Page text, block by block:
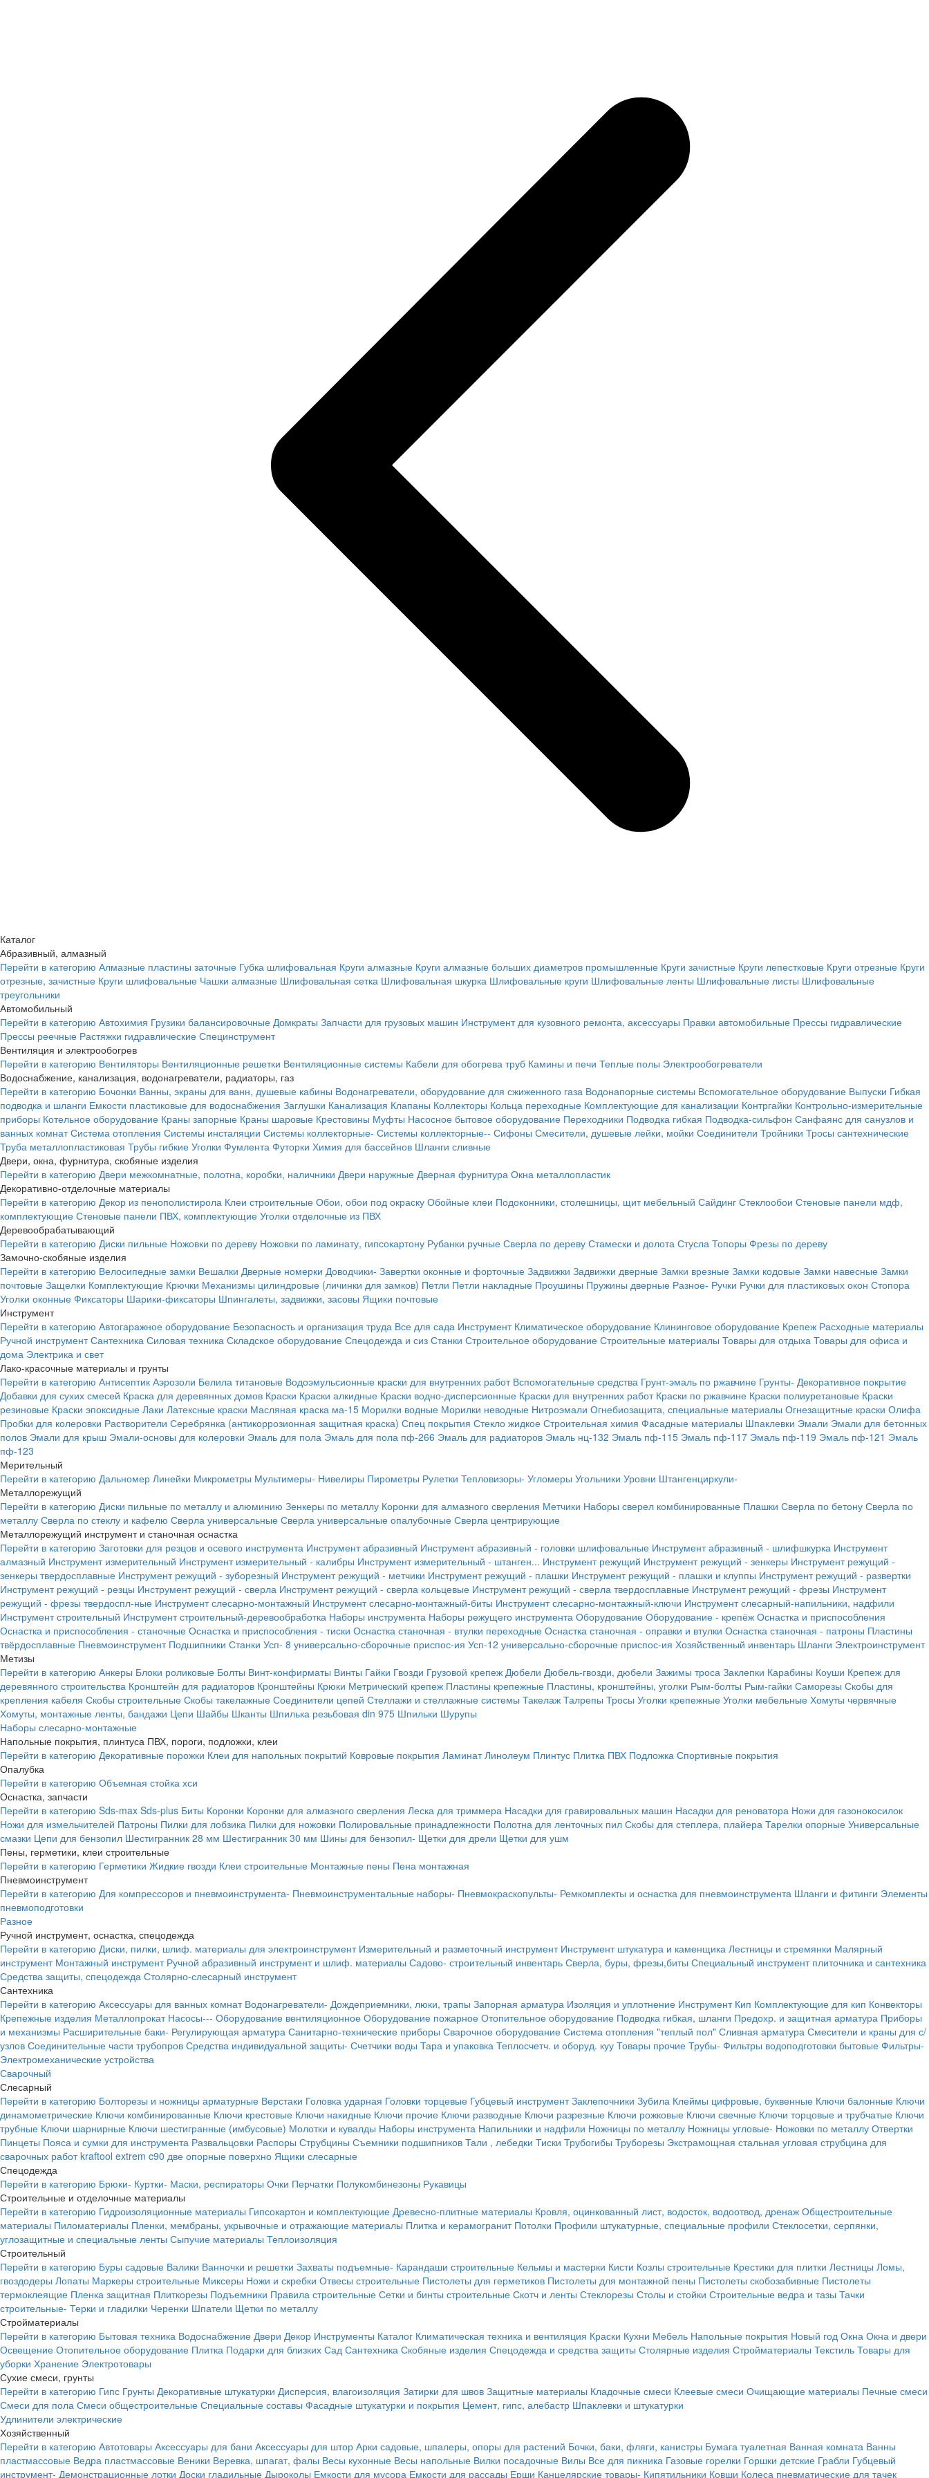
Каталог
Абразивный, алмазный
Перейти в категорию Алмазные пластины заточные Губка шлифовальная Круги алмазные Круги алмазные больших диаметров промышленные Круги зачистные Круги лепестковые Круги отрезные Круги
отрезные, зачистные Круги шлифовальные Чашки алмазные Шлифовальная сетка Шлифовальная шкурка Шлифовальные круги Шлифовальные ленты Шлифовальные листы Шлифовальные
треугольники
Автомобильный
Перейти в категорию Автохимия Грузики балансировочные Домкраты Запчасти для грузовых машин Инструмент для кузовного ремонта, аксессуары Правки автомобильные Прессы гидравлические
Прессы реечные Растяжки гидравлические Специнструмент
Вентиляция и электрообогрев
Перейти в категорию Вентиляторы Вентиляционные решетки Вентиляционные системы Кабели для обогрева труб Камины и печи Теплые полы Электрообогреватели
Водоснабжение, канализация, водонагреватели, радиаторы, газ
Перейти в категорию Бочонки Ванны, экраны для ванн, душевые кабины Водонагреватели, оборудование для сжиженного газа Водонапорные системы Вспомогательное оборудование Выпуски Гибкая
подводка и шланги Емкости пластиковые для водоснабжения Заглушки Канализация Клапаны Коллекторы Кольца переходные Комплектующие для канализации Контргайки Контрольно-измерительные
приборы Котельное оборудование Краны запорные Краны шаровые Крестовины Муфты Насосное бытовое оборудование Переходники Подводка гибкая Подводка-сильфон Санфаянс для санузлов и
ванных комнат Система отопления Системы инсталяции Системы коллекторные- Системы коллекторные-- Сифоны Смесители, душевые лейки, мойки Соединители Тройники Тросы сантехнические
Труба металлопластиковая Трубы гибкие Уголки Фумлента Футорки Химия для бассейнов Шланги сливные
Двери, окна, фурнитура, скобяные изделия
Перейти в категорию Двери межкомнатные, полотна, коробки, наличники Двери наружные Дверная фурнитура Окна металлопластик
Декоративно-отделочные материалы
Перейти в категорию Декор из пенополистирола Клеи строительные Обои, обои под окраску Обойные клеи Подоконники, столешницы, щит мебельный Сайдинг Стеклообои Стеновые панели мдф,
комплектующие Стеновые панели ПВХ, комплектующие Уголки отделочные из ПВХ
Деревообрабатывающий
Перейти в категорию Диски пильные Ножовки по дереву Ножовки по ламинату, гипсокартону Рубанки ручные Сверла по дереву Стамески и долота Стусла Топоры Фрезы по дереву
Замочно-скобяные изделия
Перейти в категорию Велосипедные замки Вешалки Дверные номерки Доводчики- Завертки оконные и форточные Задвижки Задвижки дверные Замки врезные Замки кодовые Замки навесные Замки
почтовые Защелки Комплектующие Крючки Механизмы цилиндровые (личинки для замков) Петли Петли накладные Проушины Пружины дверные Разное- Ручки Ручки для пластиковых окон Стопора
Уголки оконные Фиксаторы Шарики-фиксаторы Шпингалеты, задвижки, засовы Ящики почтовые
Инструмент
Перейти в категорию Автогаражное оборудование Безопасность и организация труда Все для сада Инструмент Климатическое оборудование Клининговое оборудование Крепеж Расходные материалы
Ручной инструмент Сантехника Силовая техника Складское оборудование Спецодежда и сиз Станки Строительное оборудование Строительные материалы Товары для отдыха Товары для офиса и
дома Электрика и свет
Лако-красочные материалы и грунты
Перейти в категорию Антисептик Аэрозоли Белила титановые Водоэмульсионные краски для внутренних работ Вспомогательные средства Грунт-эмаль по ржавчине Грунты- Декоративное покрытие
Добавки для сухих смесей Краска для деревянных домов Краски Краски алкидные Краски водно-дисперсионные Краски для внутренних работ Краски по ржавчине Краски полиуретановые Краски
резиновые Краски эпоксидные Лаки Латексные краски Масляная краска ма-15 Морилки водные Морилки неводные Нитроэмали Огнебиозащита, специальные материалы Огнезащитные краски Олифа
Пробки для колеровки Растворители Серебрянка (антикоррозионная защитная краска) Спец покрытия Стекло жидкое Строительная химия Фасадные материалы Шпаклевки Эмали Эмали для бетонных
полов Эмали для крыш Эмали-основы для колеровки Эмаль для пола Эмаль для пола пф-266 Эмаль для радиаторов Эмаль нц-132 Эмаль пф-115 Эмаль пф-117 Эмаль пф-119 Эмаль пф-121 Эмаль
пф-123
Мерительный
Перейти в категорию Дальномер Линейки Микрометры Мультимеры- Нивелиры Пирометры Рулетки Тепловизоры- Угломеры Угольники Уровни Штангенциркули-
Металлорежущий
Перейти в категорию Диски пильные по металлу и алюминию Зенкеры по металлу Коронки для алмазного сверления Метчики Наборы сверел комбинированные Плашки Сверла по бетону Сверла по
металлу Сверла по стеклу и кафелю Сверла универсальные Сверла универсальные опалубочные Сверла центрирующие
Металлорежущий инструмент и станочная оснастка
Перейти в категорию Заготовки для резцов и осевого инструмента Инструмент абразивный Инструмент абразивный - головки шлифовальные Инструмент абразивный - шлифшкурка Инструмент
алмазный Инструмент измерительный Инструмент измерительный - калибры Инструмент измерительный - штанген... Инструмент режущий Инструмент режущий - зенкеры Инструмент режущий -
зенкеры твердосплавные Инструмент режущий - зуборезный Инструмент режущий - метчики Инструмент режущий - плашки Инструмент режущий - плашки и клуппы Инструмент режущий - развертки
Инструмент режущий - резцы Инструмент режущий - сверла Инструмент режущий - сверла кольцевые Инструмент режущий - сверла твердосплавные Инструмент режущий - фрезы Инструмент
режущий - фрезы твердоспл-ные Инструмент слесарно-монтажный Инструмент слесарно-монтажный-биты Инструмент слесарно-монтажный-ключи Инструмент слесарный-напильники, надфили
Инструмент строительный Инструмент строительный-деревообработка Наборы инструмента Наборы режущего инструмента Оборудование Оборудование - крепёж Оснастка и приспособления
Оснастка и приспособления - станочные Оснастка и приспособления - тиски Оснастка станочная - втулки переходные Оснастка станочная - оправки и втулки Оснастка станочная - патроны Пластины
твёрдосплавные Пневмоинструмент Подшипники Станки Усп- 8 универсально-сборочные приспос-ия Усп-12 универсально-сборочные приспос-ия Хозяйственный инвентарь Шланги Электроинструмент
Метизы
Перейти в категорию Анкеры Блоки роликовые Болты Винт-конфирматы Винты Гайки Гвозди Грузовой крепеж Дюбели Дюбель-гвозди, дюбели Зажимы троса Заклепки Карабины Коуши Крепеж для
деревянного строительства Кронштейн для радиаторов Кронштейны Крюки Метрический крепеж Пластины крепежные Пластины, кронштейны, уголки Рым-болты Рым-гайки Саморезы Скобы для
крепления кабеля Скобы строительные Скобы такелажные Соединители цепей Стеллажи и стеллажные системы Такелаж Талрепы Тросы Уголки крепежные Уголки мебельные Хомуты червячные
Хомуты, монтажные ленты, бандажи Цепи Шайбы Шканты Шпилька резьбовая din 975 Шпильки Шурупы
Наборы слесарно-монтажные
Напольные покрытия, плинтуса ПВХ, пороги, подложки, клеи
Перейти в категорию Декоративные порожки Клеи для напольных покрытий Ковровые покрытия Ламинат Линолеум Плинтус Плитка ПВХ Подложка Спортивные покрытия
Опалубка
Перейти в категорию Объемная стойка хси
Оснастка, запчасти
Перейти в категорию Sds-max Sds-plus Биты Коронки Коронки для алмазного сверления Леска для триммера Насадки для гравировальных машин Насадки для реноватора Ножи для газонокосилок
Ножи для измельчителей Патроны Пилки для лобзика Пилки для ножовки Полировальные принадлежности Полотна для ленточных пил Скобы для степлера, плайера Тарелки опорные Универсальные
смазки Цепи для бензопил Шестигранник 28 мм Шестигранник 30 мм Шины для бензопил- Щетки для дрели Щетки для ушм
Пены, герметики, клеи строительные
Перейти в категорию Герметики Жидкие гвозди Клеи строительные Монтажные пены Пена монтажная
Пневмоинструмент
Перейти в категорию Для компрессоров и пневмоинструмента- Пневмоинструментальные наборы- Пневмокраскопульты- Ремкомплекты и оснастка для пневмоинструмента Шланги и фитинги Элементы
пневмоподготовки
Разное
Ручной инструмент, оснастка, спецодежда
Перейти в категорию Диски, пилки, шлиф. материалы для электроинструмент Измерительный и разметочный инструмент Инструмент штукатура и каменщика Лестницы и стремянки Малярный
инструмент Монтажный инструмент Ручной абразивный инструмент и шлиф. материалы Садово- строительный инвентарь Сверла, буры, фрезы,биты Специальный инструмент плиточника и сантехника
Средства защиты, спецодежда Столярно-слесарный инструмент
Сантехника
Перейти в категорию Аксессуары для ванных комнат Водонагреватели- Дождеприемники, люки, трапы Запорная арматура Изоляция и уплотнение Инструмент Кип Комплектующие для кип Конвекторы
Крепежные изделия Металлопрокат Насосы--- Оборудование вентиляционное Оборудование пожарное Отопительное оборудование Подводка гибкая, шланги Предохр. и защитная арматура Приборы
и механизмы Расширительные баки- Регулирующая арматура Санитарно-технические приборы Сварочное оборудование Система отопления "теплый пол" Сливная арматура Смесители и краны для с/
узлов Соединительные части трубопров Средства индивидуальной защиты- Счетчики воды Тара и упаковка Теплосчетч. и оборуд. куу Товары прочие Трубы- Фильтры водоподготовки бытовые Фильтры-
Электромеханические устройства
Сварочный
Слесарный
Перейти в категорию Болторезы и ножницы арматурные Верстаки Головка ударная Головки торцевые Губцевый инструмент Заклепочники Зубила Клеймы цифровые, буквенные Ключи балонные Ключи
динамометрические Ключи комбинированные Ключи крестовые Ключи накидные Ключи прочие Ключи разводные Ключи разрезные Ключи рожковые Ключи свечные Ключи торцовые и трубчатые Ключи
трубные Ключи шарнирные Ключи шестигранные (имбусовые) Молотки и кувалды Наборы инструмента Напильники и надфили Ножницы по металлу Ножницы угловые- Ножовки по металлу Отвертки
Пинцеты Пояса и сумки для инструмента Развальцовки Распоры Струбцины Съемники подшипников Тали , лебедки Тиски Трубогибы Труборезы Экстрамощная стальная угловая струбцина для
сварочных работ kraftool extrem c90 две опорные поверхно Ящики слесарные
Спецодежда
Перейти в категорию Брюки- Куртки- Маски, респираторы Очки Перчатки Полукомбинезоны Рукавицы
Строительные и отделочные материалы
Перейти в категорию Гидроизоляционные материалы Гипсокартон и комплектующие Древесно-плитные материалы Кровля, оцинкованный лист, водосток, водоотвод, дренаж Общестроительные
материалы Пиломатериалы Пленки, мембраны, укрывочные и отражающие материалы Плитка и керамогранит Потолки Профили штукатурные, специальные профили Стеклосетки, серпянки,
углозащитные и специальные ленты Сыпучие материалы Теплоизоляция
Строительный
Перейти в категорию Буры садовые Валики Ванночки и решетки Захваты подъемные- Карандаши строительные Кельмы и мастерки Кисти Козлы строительные Крестики для плитки Лестницы Ломы,
гвоздодеры Лопаты Маркеры строительные Миксеры Ножи и скребки Отвесы строительные Пистолеты для герметиков Пистолеты для монтажной пены Пистолеты скобозабивные Пистолеты
термоклеящие Пленка защитная Плиткорезы Подъемники Правила строительные Сетки и бинты строительные Скотч и ленты Стеклорезы Столы и стойки Строительные ведра и тазы Тачки
строительные- Терки и гладилки Черенки Шпатели Щетки по металлу
Стройматериалы
Перейти в категорию Бытовая техника Водоснабжение Двери Декор Инструменты Каталог Климатическая техника и вентиляция Краски Кухни Мебель Напольные покрытия Новый год Окна Окна и двери
Освещение Отопительное оборудование Плитка Подарки для близких Сад Сантехника Скобяные изделия Спецодежда и средства защиты Столярные изделия Стройматериалы Текстиль Товары для
уборки Хранение Электротовары
Сухие смеси, грунты
Перейти в категорию Гипс Грунты Декоративные штукатурки Дисперсия, влагоизоляция Затирки для швов Защитные материалы Кладочные смеси Клеевые смеси Очищающие материалы Печные смеси
Смеси для пола Смеси общестроительные Специальные составы Фасадные штукатурки и покрытия Цемент, гипс, алебастр Шпаклевки и штукатурки
Удлинители электрические
Хозяйственный
Перейти в категорию Автотовары Аксессуары для бани Аксессуары для штор Арки садовые, шпалеры, опоры для растений Бочки, баки, фляги, канистры Бумага туалетная Ванная комната Ванны
пластмассовые Ведра пластмассовые Веники Веревка, шпагат, фалы Весы кухонные Весы напольные Вилки посадочные Вилы Все для пикника Газовые горелки Горшки детские Грабли Губцевый
инструмент- Демонстрационные лотки Доски гладильные Дыроколы Емкости для мусора Емкости для рассады Ерши Канцелярские товары- Кипятильники Ковши Колеса пневматические для тачек